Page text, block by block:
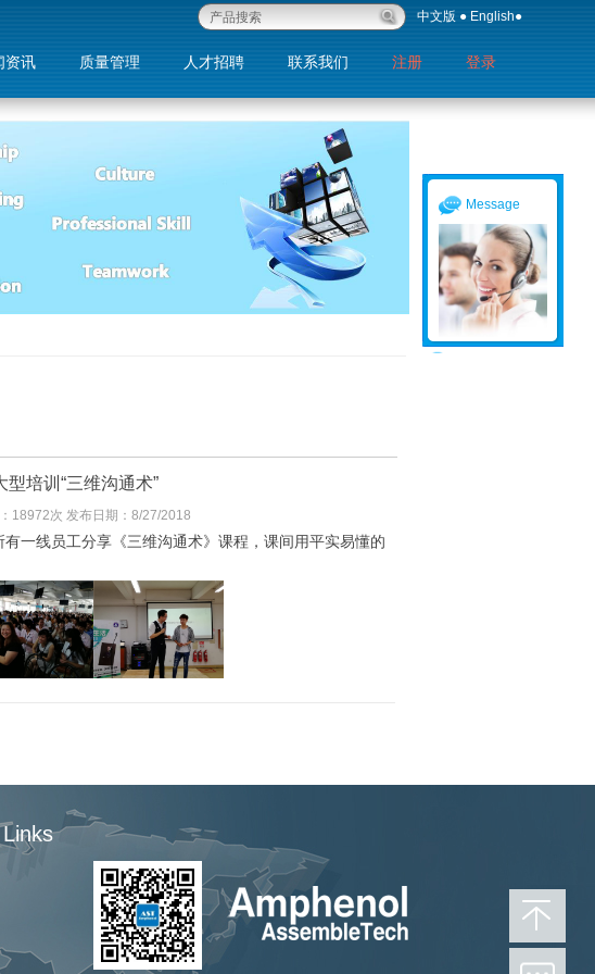
中文版 ● English●
资讯 质量管理 人才招聘 联系我们 注册 登录
Message
培训“三维沟通术”
18972次 发布日期：8/27/2018
有一线员工分享《三维沟通术》课程，课间用平实易懂的